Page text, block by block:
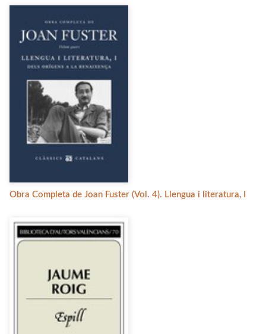
Obra Completa de Joan Fuster (Vol. 4). Llengua i literatura, I